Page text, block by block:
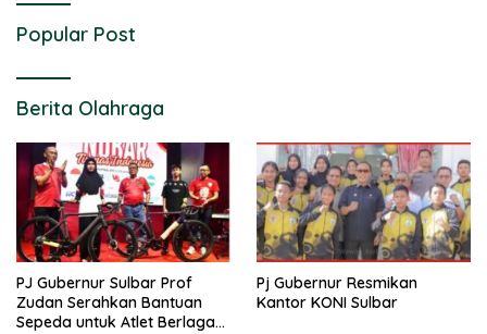
Popular Post
Berita Olahraga
PJ Gubernur Sulbar Prof
Zudan Serahkan Bantuan
Sepeda untuk Atlet Berlaga
Pj Gubernur Resmikan
Kantor KONI Sulbar